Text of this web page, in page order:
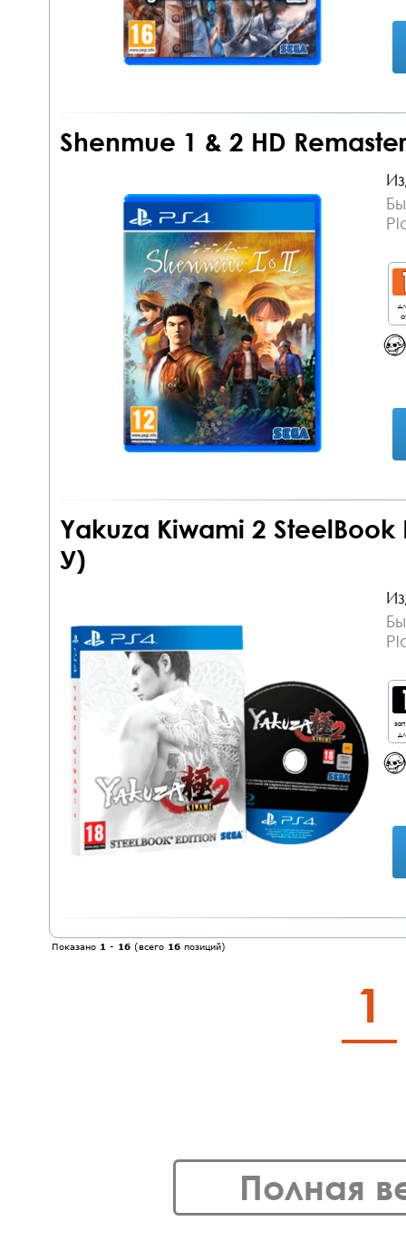
Shenmue 1 & 2 HD
Yakuza Kiwami 2 SteelBook
У)
Показано 1 - 16 (всего 16 позиций)
1
Полная